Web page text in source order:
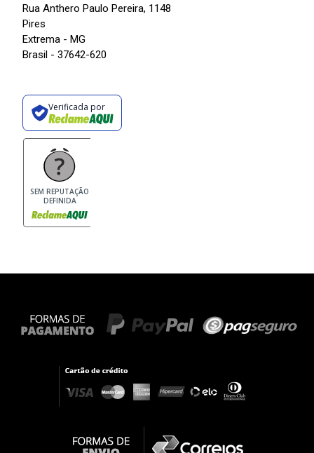
Rua Anthero Paulo Pereira, 1148
Pires
Extrema - MG
Brasil - 37642-620
Verificada por
SEM REPUTAÇÃO
DEFINIDA